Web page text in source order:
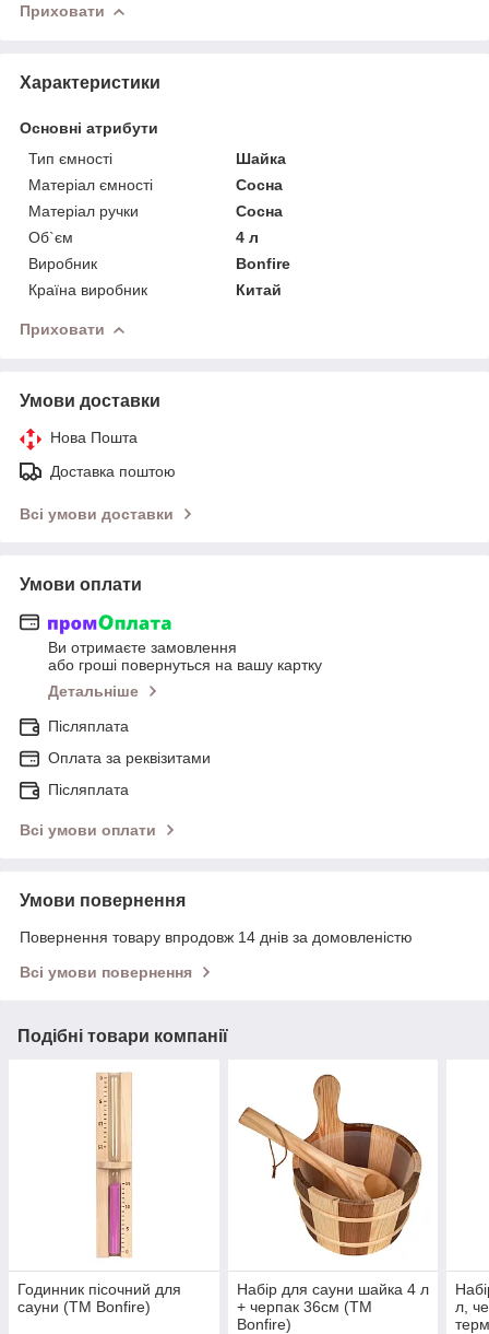
Приховати
Характеристики
Основні атрибути
Тип ємності
Шайка
Матеріал ємності
Сосна
Матеріал ручки
Сосна
Об`єм
4 л
Виробник
Bonfire
Країна виробник
Китай
Приховати
Умови доставки
Нова Пошта
Доставка поштою
Всі умови доставки
Умови оплати
Ви отримаєте замовлення
або гроші повернуться на вашу картку
Детальніше
Післяплата
Оплата за реквізитами
Післяплата
Всі умови оплати
Умови повернення
Повернення товару впродовж 14 днів за домовленістю
Всі умови повернення
Подібні товари компанії
Годинник пісочний для
сауни (ТМ Bonfire)
Набір для сауни шайка 4 л
+ черпак 36см (ТМ
Bonfire)
л,